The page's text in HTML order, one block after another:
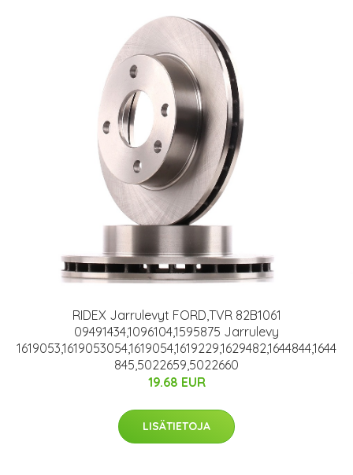
RIDEX Jarrulevyt FORD,TVR 82B1061
09491434,1096104,1595875 Jarrulevy
1619053,1619053054,1619054,1619229,1629482,1644844,1644
845,5022659,5022660
19.68 EUR
LISÄTIETOJA